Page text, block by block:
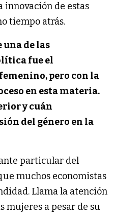
innovación de estas
tiempo atrás.
una de las
fue el
pero con la
en esta materia.
y cuán
del género en la
particular del
muchos economistas
Llama la atención
mujeres a pesar de su